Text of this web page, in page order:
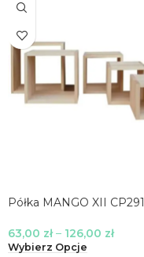
Półka MANGO XII CP291
63,00 zł– 126,00 zł
Wybierz Opcje